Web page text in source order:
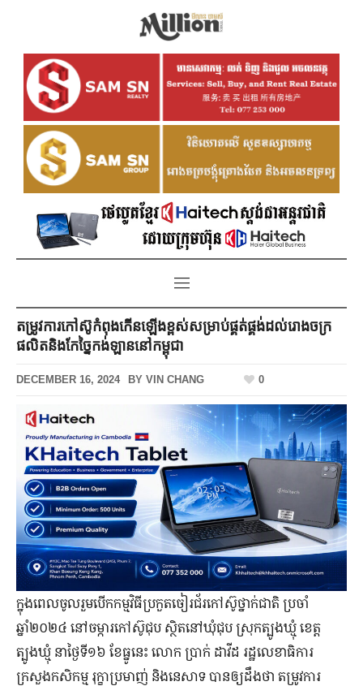
តម្រូវការកៅស៊ូកំពុងកើនឡើងខ្ពស់សម្រាប់ផ្គត់ផ្គង់ដល់រោងចក្រ
ផលិតនិងកែច្នៃកង់ឡាននៅកម្ពុជា
DECEMBER 16, 2024 BY VIN CHANG 0
ក្នុងពេលចូលរួមបើកកម្មវិធីប្រកួតចៀរជ័រកៅស៊ូថ្នាក់ជាតិ ប្រចាំ
ឆ្នាំ២០២៤ នៅចម្ការកៅស៊ូជុប ស្ថិតនៅឃុំជុប ស្រុកត្បូងឃ្មុំ ខេត្ត
ត្បូងឃ្មុំ នាថ្ងៃទី១៦ ខែធ្នូនេះ លោក ប្រាក់ ដាវីដ រដ្ឋលេខាធិការ
ក្រសួងកសិកម្ម រុក្ខាប្រមាញ់ និងនេសាទ បានឲ្យដឹងថា តម្រូវការ